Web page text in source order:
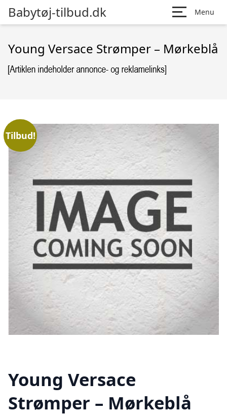
Babytøj-tilbud.dk Menu
Young Versace Strømper – Mørkeblå
Tilbud!
Young Versace
Strømper – Mørkeblå